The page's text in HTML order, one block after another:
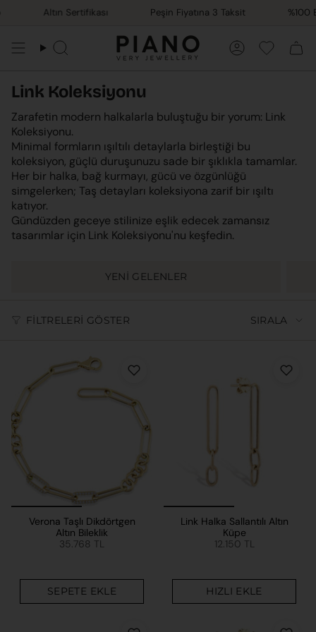
Altın Sertifikası Peşin Fiyatına 3 Taksit %100
Ara Hesap
Link Koleksiyonu
Zarafetin modern halkalarla buluştuğu bir yorum: Link
Koleksiyonu.
Minimal formların ışıltılı detaylarla birleştiği bu
koleksiyon, güçlü duruşunuzu sade bir şıklıkla tamamlar.
Her bir halka, bağ kurmayı, gücü ve özgünlüğü
simgelerken; Taş detayları koleksiyona zarif bir ışıltı
katıyor.
Gündüzden geceye stilinize eşlik edecek zamansız
tasarımlar için Link Koleksiyonu'nu keşfedin.
YENİ GELENLER
FILTRELERI GÖSTER Sırala
SIRALA
Verona Taşlı Dikdörtgen
Altın Bileklik
35.768 TL
SEPETE EKLE
Link Halka Sallantılı Altın
Küpe
12.150 TL
HIZLI EKLE